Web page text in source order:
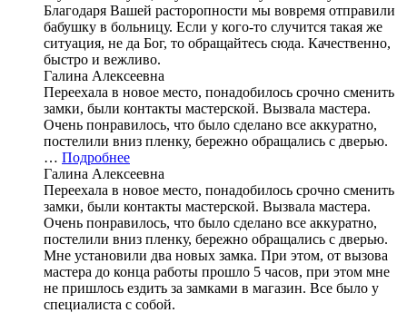
Благодаря Вашей расторопности мы вовремя отправили
бабушку в больницу. Если у кого-то случится такая же
ситуация, не да Бог, то обращайтесь сюда. Качественно,
быстро и вежливо.
Галина Алексеевна
Переехала в новое место, понадобилось срочно сменить
замки, были контакты мастерской. Вызвала мастера.
Очень понравилось, что было сделано все аккуратно,
постелили вниз пленку, бережно обращались с дверью.
… Подробнее
Галина Алексеевна
Переехала в новое место, понадобилось срочно сменить
замки, были контакты мастерской. Вызвала мастера.
Очень понравилось, что было сделано все аккуратно,
постелили вниз пленку, бережно обращались с дверью.
Мне установили два новых замка. При этом, от вызова
мастера до конца работы прошло 5 часов, при этом мне
не пришлось ездить за замками в магазин. Все было у
специалиста с собой.